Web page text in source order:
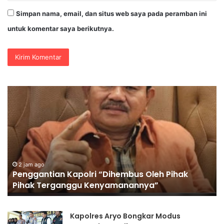
Simpan nama, email, dan situs web saya pada peramban ini
untuk komentar saya berikutnya.
Polres
Perkuat
Kolaborasi
Hadapi
Kekeringan
Karhutla
4 jam ago
Polres Jombang Perkuat Kolaborasi Hadapi
Kekeringan dan Karhutla
Kapolres Aryo Bongkar Modus